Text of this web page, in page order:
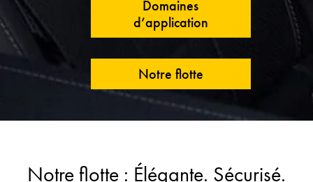
Domaines
d’application
Notre flotte
Notre flotte : Élégante. Sécurisé.